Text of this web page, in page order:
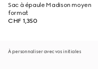
Sac à épaule Madison moyen
format
CHF 1,350
À personnaliser avec vos initiales